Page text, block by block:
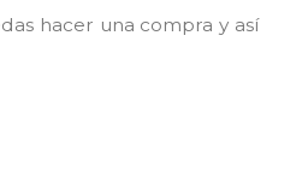
hacer una compra y así